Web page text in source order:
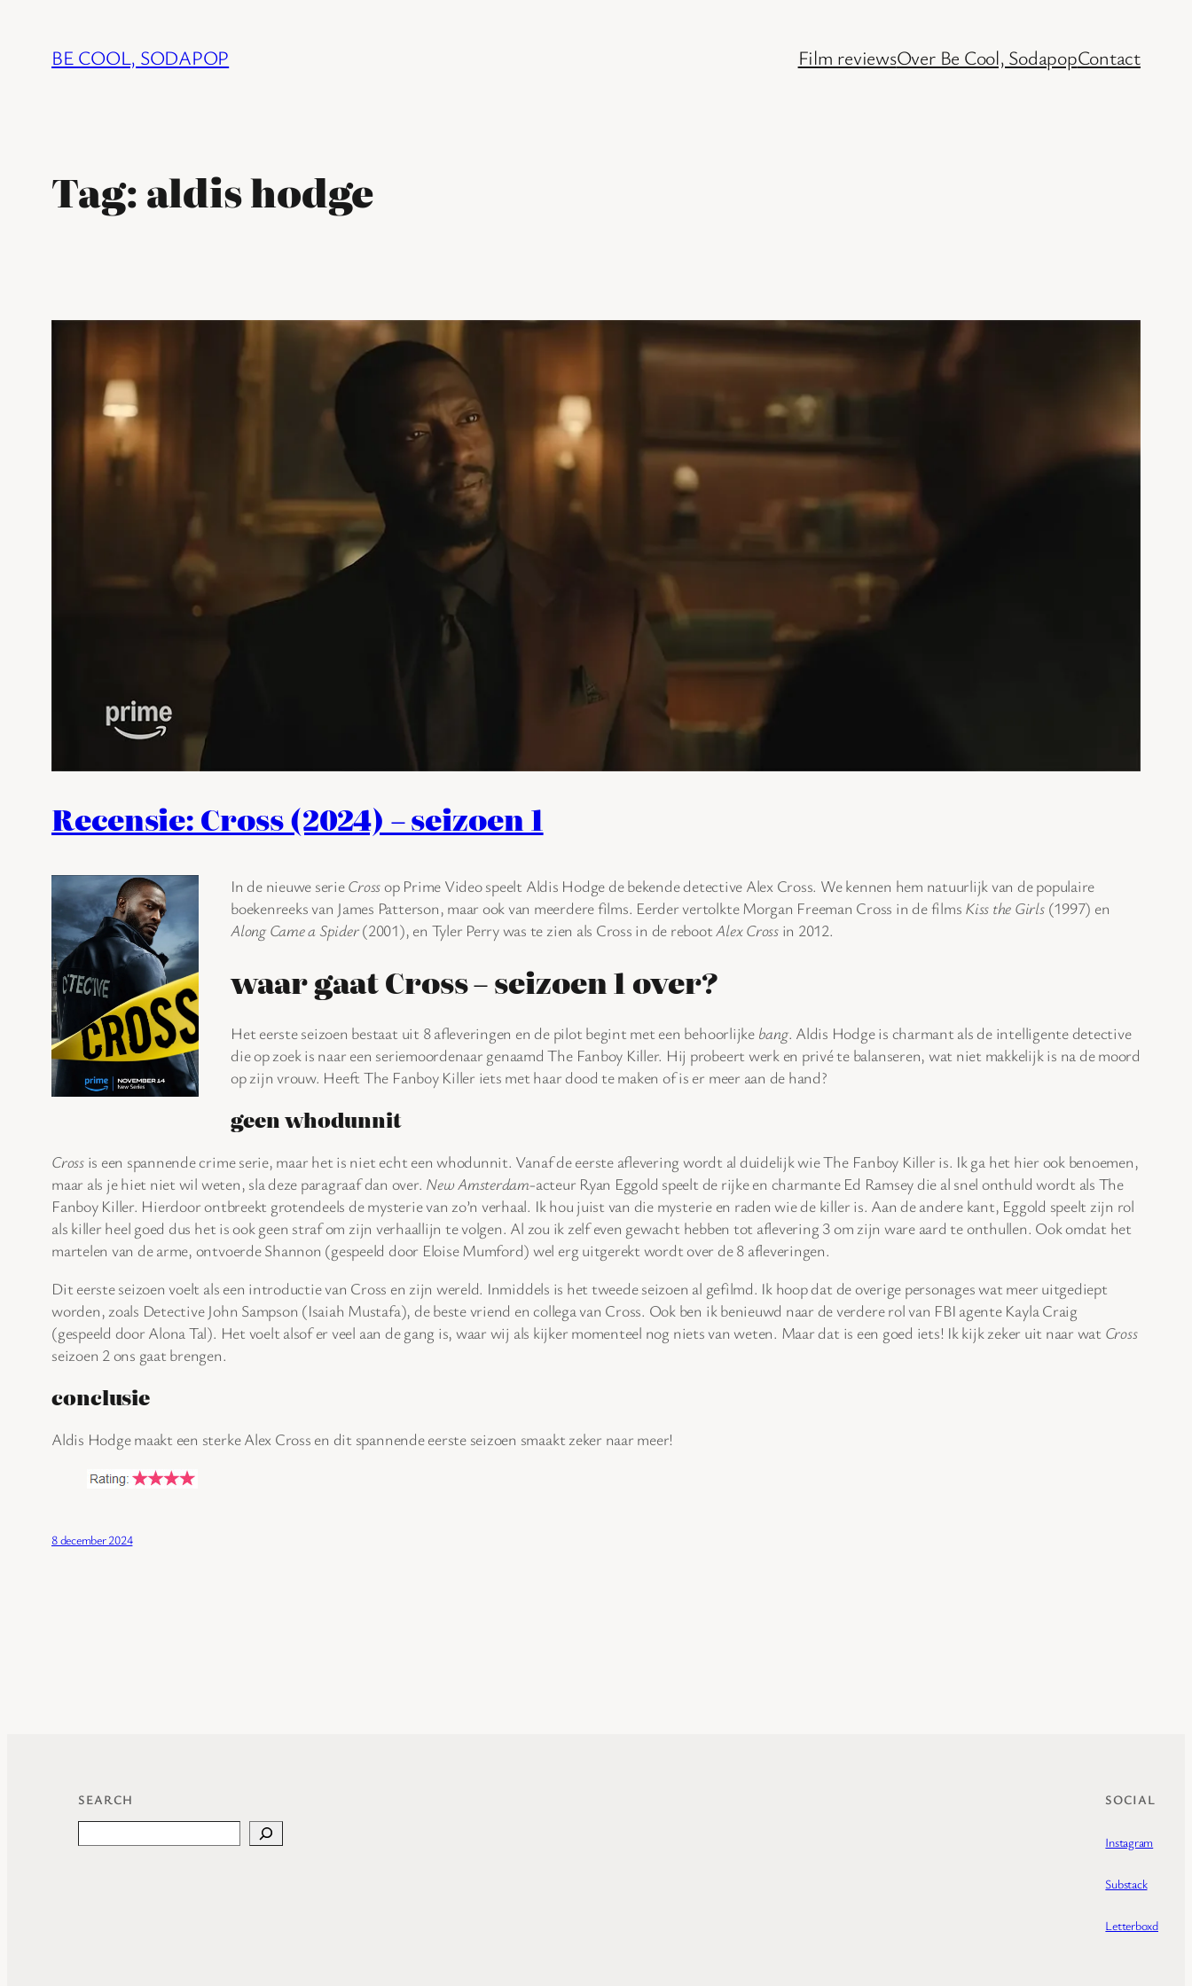
BE COOL, SODAPOP Film reviewsOver Be Cool, SodapopContact
Tag:aldis hodge
Recensie: Cross (2024) – seizoen 1
In de nieuwe serieCrossop Prime Video speelt Aldis Hodge de bekende detective Alex Cross. We kennen hem natuurlijk van de populaire
boekenreeks van James Patterson, maar ook van meerdere films. Eerder vertolkte Morgan Freeman Cross in de films Kiss the Girls (1997) en
Along Came a Spider(2001), en Tyler Perry was te zien als Cross in de reboot Alex Crossin 2012.
waar gaat Cross – seizoen 1 over?
Het eerste seizoen bestaat uit 8 afleveringen en de pilot begint met een behoorlijke bang. Aldis Hodge is charmant als de intelligente detective
die op zoek is naar een seriemoordenaar genaamd The Fanboy Killer. Hij probeert werk en privé te balanseren, wat niet makkelijk is na de moord
op zijn vrouw. Heeft The Fanboy Killer iets met haar dood te maken of is er meer aan de hand?
geen whodunnit
Crossis een spannende crime serie, maar het is niet echt een whodunnit. Vanaf de eerste aflevering wordt al duidelijk wie The Fanboy Killer is. Ik ga het hier ook benoemen,
maar als je hiet niet wil weten, sla deze paragraaf dan over. New Amsterdam-acteur Ryan Eggold speelt de rijke en charmante Ed Ramsey die al snel onthuld wordt als The
Fanboy Killer. Hierdoor ontbreekt grotendeels de mysterie van zo’n verhaal. Ik hou juist van die mysterie en raden wie de killer is. Aan de andere kant, Eggold speelt zijn rol
als killer heel goed dus het is ook geen straf om zijn verhaallijn te volgen. Al zou ik zelf even gewacht hebben tot aflevering 3 om zijn ware aard te onthullen. Ook omdat het
martelen van de arme, ontvoerde Shannon (gespeeld door Eloise Mumford) wel erg uitgerekt wordt over de 8 afleveringen.
Dit eerste seizoen voelt als een introductie van Cross en zijn wereld. Inmiddels is het tweede seizoen al gefilmd. Ik hoop dat de overige personages wat meer uitgediept
worden, zoals Detective John Sampson (Isaiah Mustafa), de beste vriend en collega van Cross. Ook ben ik benieuwd naar de verdere rol van FBI agente Kayla Craig
(gespeeld door Alona Tal). Het voelt alsof er veel aan de gang is, waar wij als kijker momenteel nog niets van weten. Maar dat is een goed iets! Ik kijk zeker uit naar wat Cross
seizoen 2 ons gaat brengen.
conclusie
Aldis Hodge maakt een sterke Alex Cross en dit spannende eerste seizoen smaakt zeker naar meer!
8 december 2024
SEARCH SOCIAL
Instagram
Substack
Letterboxd